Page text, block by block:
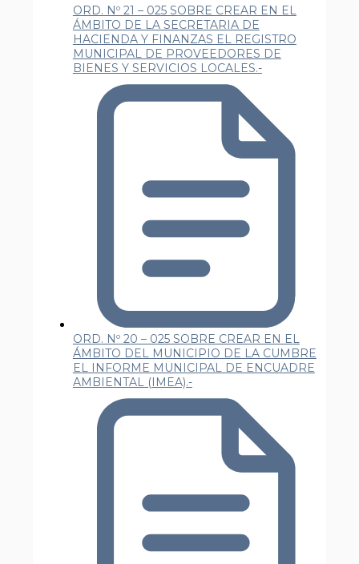
ORD. Nº 21 – 025 SOBRE CREAR EN EL
ÁMBITO DE LA SECRETARIA DE
HACIENDA Y FINANZAS EL REGISTRO
MUNICIPAL DE PROVEEDORES DE
BIENES Y SERVICIOS LOCALES.-
ORD. Nº 20 – 025 SOBRE CREAR EN EL
ÁMBITO DEL MUNICIPIO DE LA CUMBRE
EL INFORME MUNICIPAL DE ENCUADRE
AMBIENTAL (IMEA).-